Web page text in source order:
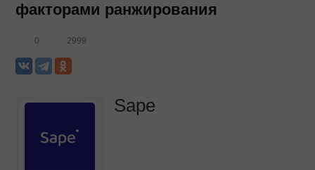
факторами ранжирования
0 2999
Sape